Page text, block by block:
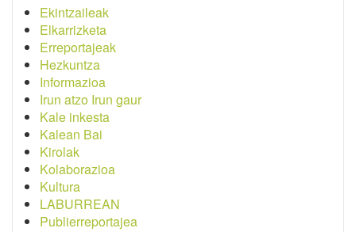
Ekintzaileak
Elkarrizketa
Erreportajeak
Hezkuntza
Informazioa
Irun atzo Irun gaur
Kale inkesta
Kalean Bai
Kirolak
Kolaborazioa
Kultura
LABURREAN
Publierreportajea